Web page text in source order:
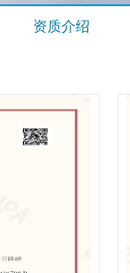
资质介绍